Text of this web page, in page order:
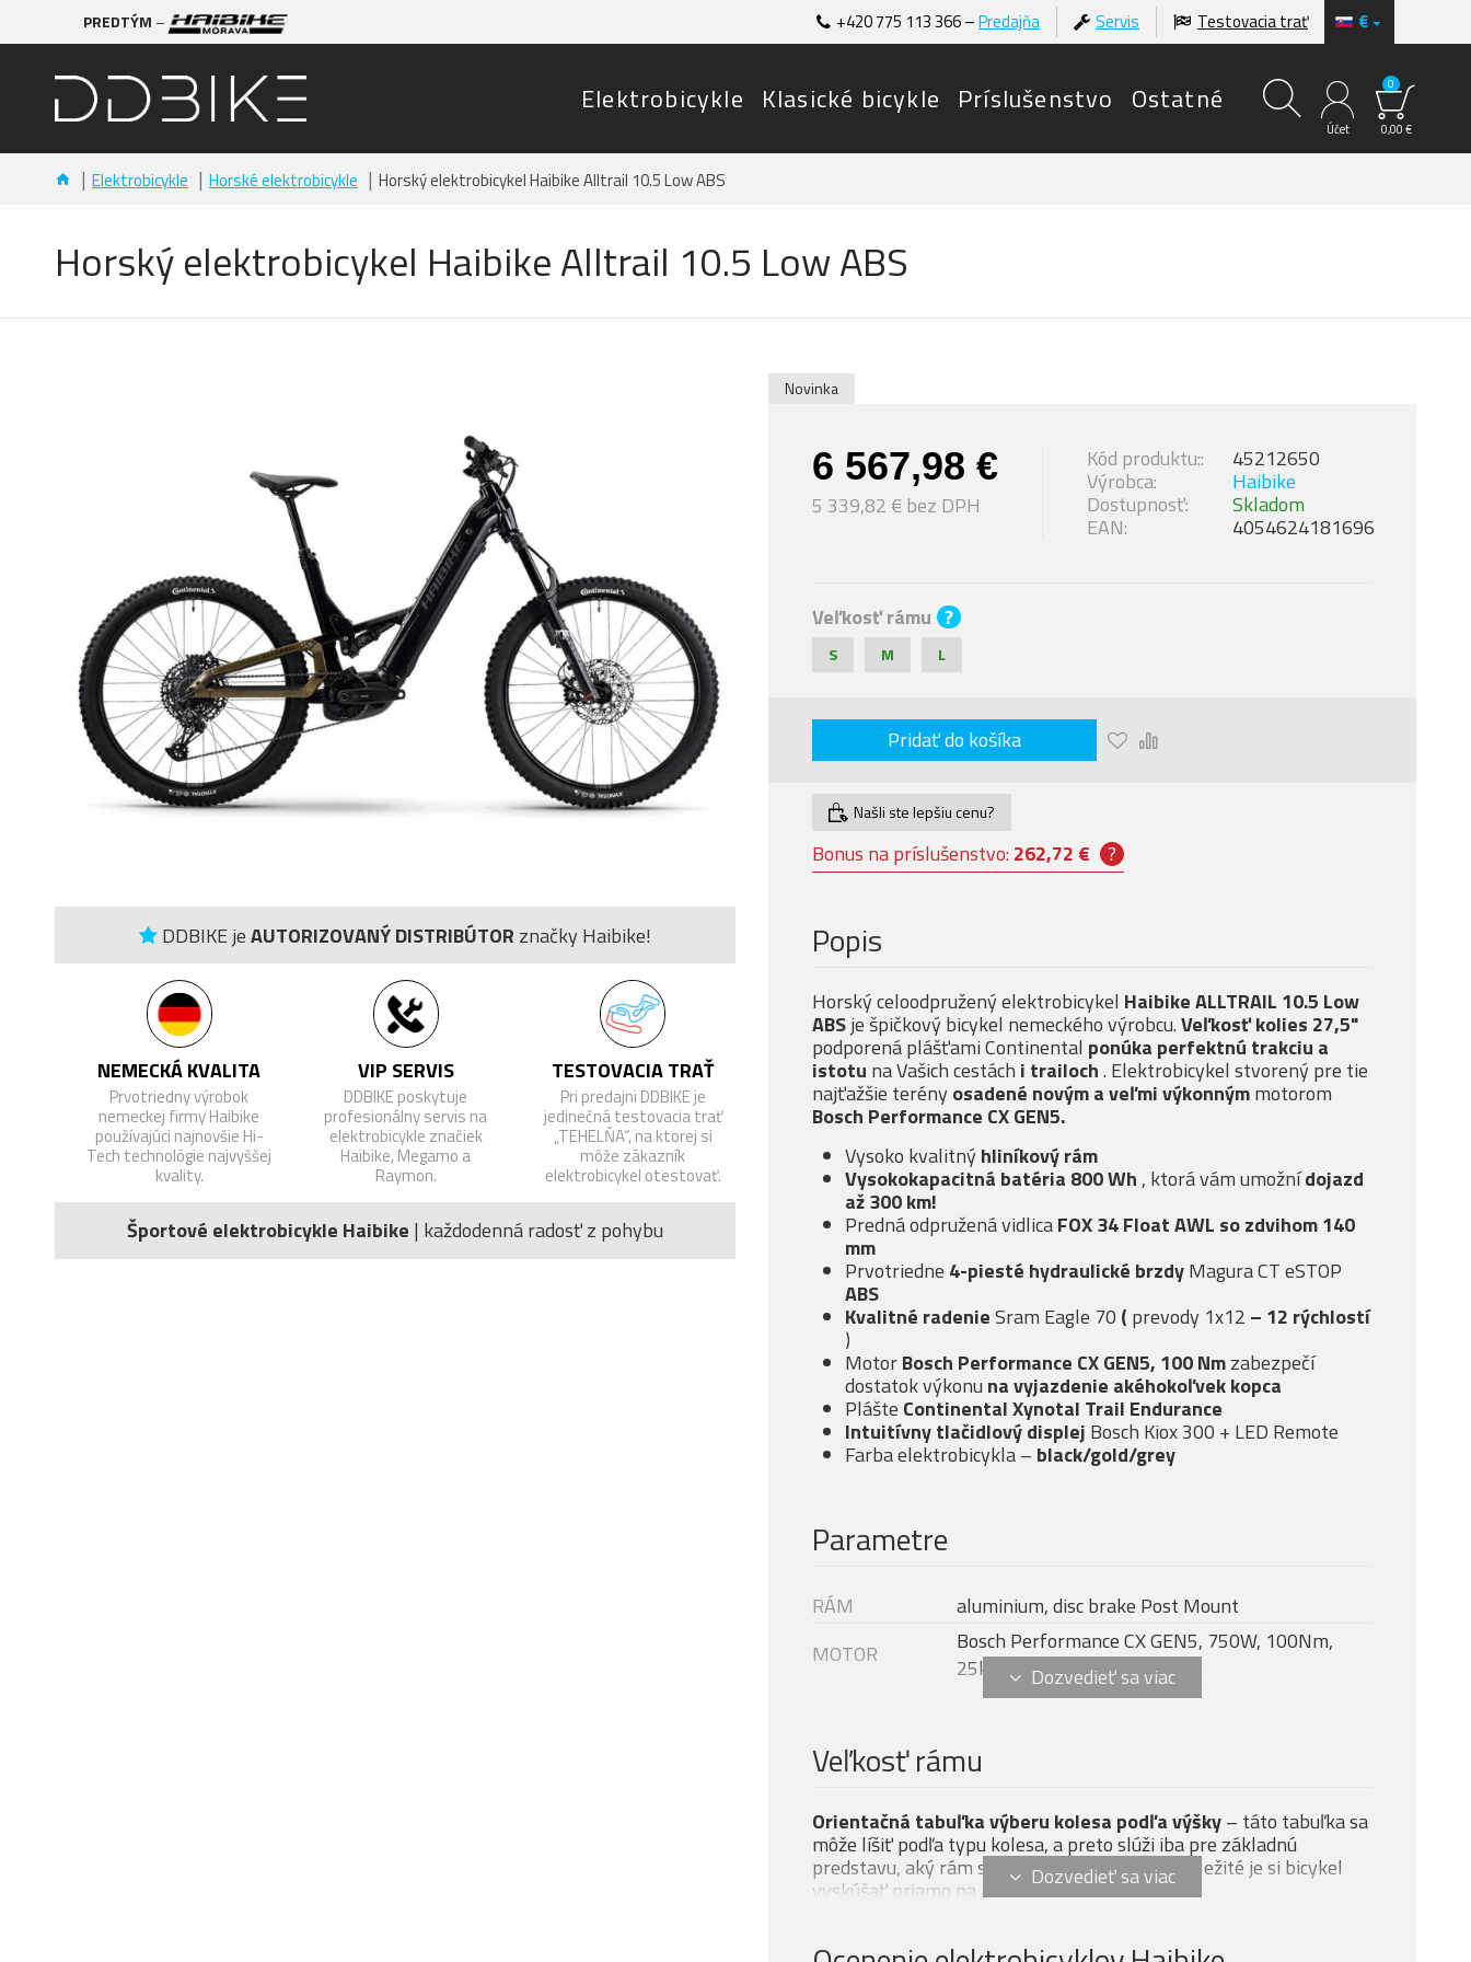
PREDTÝM – €
+420 775 113 366 –Predajňa Servis Testovacia trať
Elektrobicykle Klasické bicykle Príslušenstvo Ostatné
Účet 0,00 €
0
Elektrobicykle Horské elektrobicykle Horský elektrobicykel Haibike Alltrail 10.5 Low ABS
Horský elektrobicykel Haibike Alltrail 10.5 Low ABS
DDBIKE jeAUTORIZOVANÝ DISTRIBÚTOR značky Haibike!
NEMECKÁ KVALITA
Prvotriedny výrobok
nemeckej firmy Haibike
používajúci najnovšie Hi-
Tech technológie najvyššej
kvality.
VIP SERVIS
DDBIKE poskytuje
profesionálny servis na
elektrobicykle značiek
Haibike, Megamo a
Raymon.
TESTOVACIA TRAŤ
Pri predajni DDBIKE je
jedinečná testovacia trať
„TEHELŇA“, na ktorej si
môže zákazník
elektrobicykel otestovať.
Športové elektrobicykle Haibike | každodenná radosť z pohybu
Novinka
6 567,98 €
5 339,82 € bez DPH Dostupnosť: Skladom
Výrobca: Haibike
Kód produktu:: 45212650
EAN: 4054624181696
Veľkosť rámu ?
S M L
Pridať do košíka
Našli ste lepšiu cenu?
Bonus na príslušenstvo: 262,72 € ?
Popis
Horský celoodpružený elektrobicykel Haibike ALLTRAIL 10.5 Low
ABSje špičkový bicykel nemeckého výrobcu.Veľkosť kolies 27,5"
podporená plášťami Continental ponúka perfektnú trakciu a
istotu na Vašich cestách i trailoch. Elektrobicykel stvorený pre tie
najťažšie terény osadené novým a veľmivýkonnýmmotorom
Bosch Performance CX GEN5.
Vysoko kvalitný hliníkový rám
Vysokokapacitná batéria 800 Wh , ktorá vám umožnídojazd
až 300 km!
Predná odpružená vidlicaFOX 34 Float AWL sozdvihom 140
mm
Prvotriedne 4-piesté hydraulické brzdyMagura CT eSTOP
ABS
Kvalitné radenieSram Eagle 70 ( prevody 1x12 – 12 rýchlostí
)
MotorBosch Performance CX GEN5, 100 Nmzabezpečí
dostatok výkonu na vyjazdenie akéhokoľvek kopca
Plášte Continental Xynotal Trail Endurance
Intuitívny tlačidlový displej Bosch Kiox 300 + LED Remote
Farba elektrobicykla – black/gold/grey
Parametre
RÁM
aluminium, disc brake Post Mount
MOTOR
Bosch Performance CX GEN5, 750W, 100Nm,
25km/h
Bosch Kiox 300 + LED Remote
BATÉRIE
Bosch PowerTube 800Wh
NABÍJAČKA
Bosch Standard Charger 4A
VIDLICE
FOX 34 Float AWL, vzduch, 140mm
TLMIČ
Fox Float Performance, 2pos, Evol LV, vzduch,
130 mm
Veľkosť rámu
Orientačná tabuľka výberu kolesa podľa výšky– táto tabuľka sa
môže líšiť podľa typu kolesa, a preto slúži iba pre základnú
predstavu, aký rám sa hodí k vašej postave. Dôležité je si bicykel
vyskúšať priamo na predajni.